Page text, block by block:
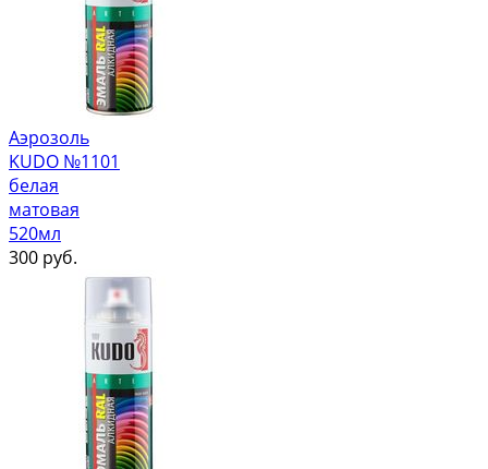
Аэрозоль
KUDO №1101
белая
матовая
520мл
300 руб.